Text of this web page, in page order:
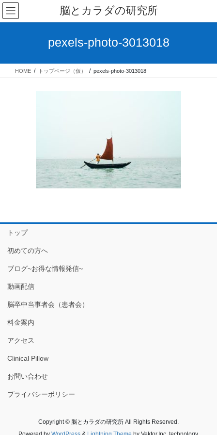
コ
ン
テ
ス
ナ
ビ
ゲ
ン
脳とカラダの研究所
pexels-photo-3013018
HOME トップページ（仮） pexels-photo-3013018
トップ
初めての方へ
ブログ~お得な情報発信~
動画配信
脳卒中当事者会（患者会）
料金案内
アクセス
Clinical Pillow
お問い合わせ
プライバシーポリシー
Copyright © 脳とカラダの研究所 All Rights Reserved.